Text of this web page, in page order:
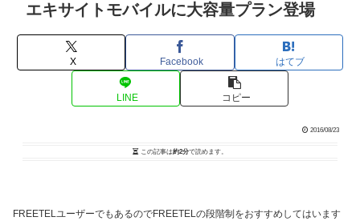
エキサイトモバイルに大容量プラン登場
X Facebook はてブ
LINE コピー
2016/08/23
この記事は約2分で読めます。
FREETELユーザーでもあるのでFREETELの段階制をおすすめしてはいます